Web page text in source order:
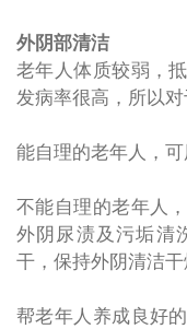
外阴部清洁
老年人体质较弱，
发病率很高，所以对
能自理的老年人，可
不能自理的老年人
外阴尿渍及污垢清
干，保持外阴清洁干
帮老年人养成良好